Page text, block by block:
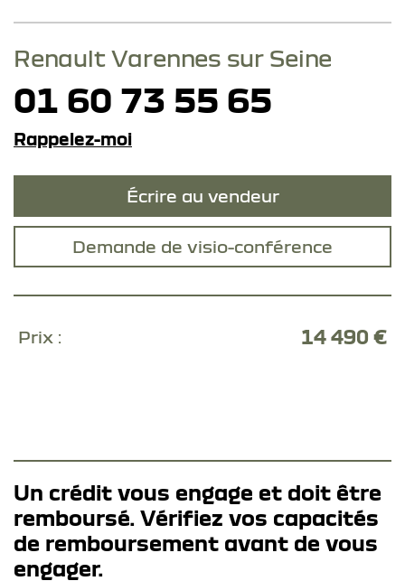
Renault Varennes sur Seine
01 60 73 55 65
Rappelez-moi
Écrire au vendeur
Demande de visio-conférence
Prix : 14 490 €
Un crédit vous engage et doit être
remboursé. Vérifiez vos capacités
de remboursement avant de vous
engager.